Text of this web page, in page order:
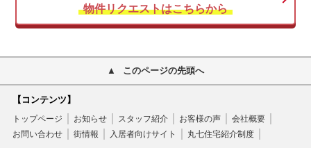
物件リクエストはこちらから
このページの先頭へ
【コンテンツ】
トップページ お知らせ スタッフ紹介 お客様の声
会社概要
お問い合わせ
街情報 入居者向けサイト 丸七住宅紹介制度